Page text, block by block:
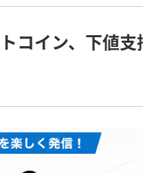
コイン、下値